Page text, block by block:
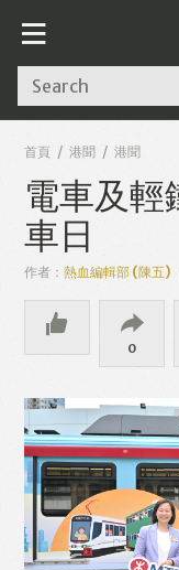
Search
首頁 港聞 港聞
電車及輕
車日
作者：熱血編輯部 (陳五)
0